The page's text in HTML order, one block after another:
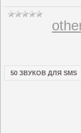
50 ЗВУКОВ ДЛЯ SMS